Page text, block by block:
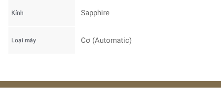
Kính Sapphire
Loại máy Cơ (Automatic)